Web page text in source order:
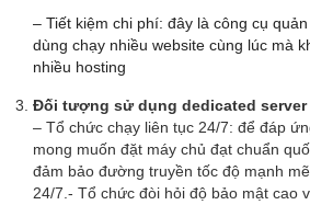
– Tiết kiệm chi phí: đây là công cụ
dùng chạy nhiều website cùng lúc mà
nhiều hosting
Đối tượng sử dụng dedicated server
– Tổ chức chạy liên tục 24/7: để đáp
mong muốn đặt máy chủ đạt chuẩn
đảm bảo đường truyền tốc độ mạnh
24/7.- Tổ chức đòi hỏi độ bảo mật cao